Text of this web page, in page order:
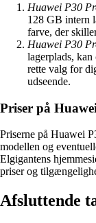
Huawei P30
128 GB intern
farve, der
Huawei P30
lagerplads,
rette valg for
udseende.
Priser på
Priserne på Huawei
modellen og
Elgigantens
priser og
Afsluttende